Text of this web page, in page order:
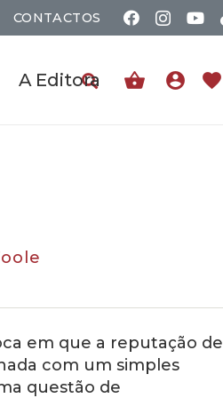
CONTACTOS
A Editora shopping_basket account_circle favorite
em que a reputação de
com um simples
questão de